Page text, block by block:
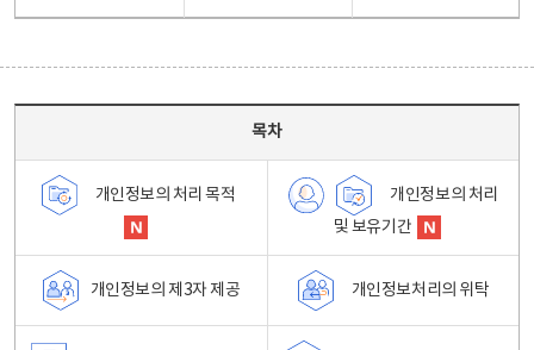
목차
개인정보의 처리 목적
개인정보의 처리
및 보유기간
개인정보의 제3자 제공 개인정보처리의 위탁